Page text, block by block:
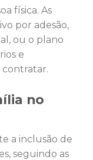
física. As
por adesão,
ou o plano
e
contratar.
no
a inclusão de
seguindo as